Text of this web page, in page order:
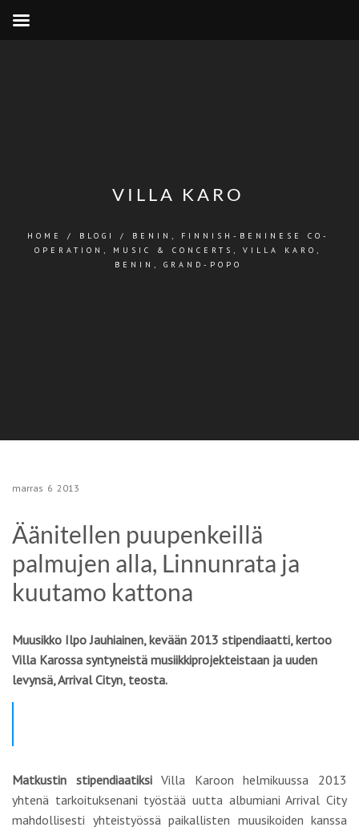
VILLA KARO
HOME / BLOGI / BENIN
FINNISH-BENINESE CO-
OPERATION
MUSIC & CONCERTS
VILLA KARO,
BENIN, GRAND-POPO
marras 6 2013
Äänitellen puupenkeillä
palmujen alla, Linnunrata ja
kuutamo kattona
Muusikko Ilpo Jauhiainen, kevään 2013 stipendiaatti, kertoo
Villa Karossa syntyneistä musiikkiprojekteistaan ja uuden
levynsä, Arrival Cityn, teosta.
Matkustin stipendiaatiksiVilla Karoon helmikuussa 2013
yhtenä tarkoituksenani työstää uutta albumiani Arrival City
mahdollisesti yhteistyössä paikallisten muusikoiden kanssa